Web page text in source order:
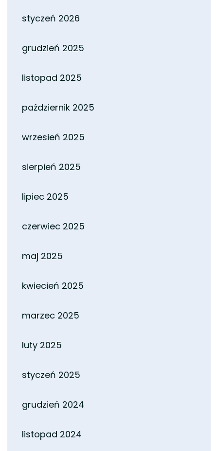
styczeń 2026
grudzień 2025
listopad 2025
październik 2025
wrzesień 2025
sierpień 2025
lipiec 2025
czerwiec 2025
maj 2025
kwiecień 2025
marzec 2025
luty 2025
styczeń 2025
grudzień 2024
listopad 2024